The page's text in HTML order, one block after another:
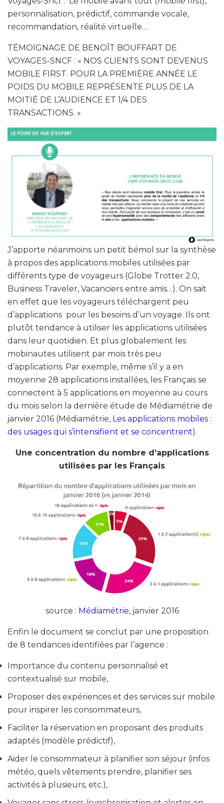
personnalisation, prédictif, commande vocale,
recommandation, réalité virtuelle…
TÉMOIGNAGE DE BENOÎT BOUFFART DE
VOYAGES-SNCF : « NOS CLIENTS SONT DEVENUS
MOBILE FIRST. POUR LA PREMIÈRE ANNÉE LE
POIDS DU MOBILE REPRÉSENTE PLUS DE LA
MOITIÉ DE L’AUDIENCE ET 1/4 DES
TRANSACTIONS. »
J’apporte néanmoins un petit bémol sur la synthèse
à propos des applications mobiles utilisées par
différents type de voyageurs (Globe Trotter 2.0,
Business Traveler, Vacanciers entre amis…). On sait
en effet que les voyageurs téléchargent peu
d’applications pour les besoins d’un voyage. Ils ont
plutôt tendance à utiliser les applications utilisées
dans leur quotidien. Et plus globalement les
mobinautes utilisent par mois très peu
d’applications. Par exemple, même s’il y a en
moyenne 28 applications installées, les Français se
connectent à 5 applications en moyenne au cours
du mois selon la dernière étude de Médiamétrie de
janvier 2016 (Médiamétrie, Les applications mobiles :
des usages qui s’intensifient et se concentrent).
Une concentration du nombre d’applications
utilisées par les Français
source : Médiamétrie, janvier 2016
Enfin le document se conclut par une proposition
de 8 tendances identifiées par l’agence :
Importance du contenu personnalisé et
contextualisé sur mobile,
Proposer des expériences et des services sur mobile
pour inspirer les consommateurs,
Faciliter la réservation en proposant des produits
adaptés (modèle prédictif),
Aider le consommateur à planifier son séjour (infos
météo, quels vêtements prendre, planifier ses
activités à plusieurs, etc.),